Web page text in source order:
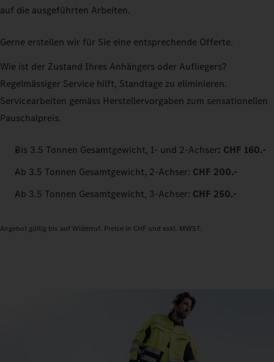
auf die ausgeführten Arbeiten.
Gerne erstellen wir für Sie eine entsprechende Offerte.
Wie ist der Zustand Ihres Anhängers oder Aufliegers?
Regelmässiger Service hilft, Standtage zu eliminieren.
Servicearbeiten gemäss Herstellervorgaben zum sensationellen
Pauschalpreis.
Bis 3.5 Tonnen Gesamtgewicht, 1- und 2-Achser: CHF 160.-
Ab 3.5 Tonnen Gesamtgewicht, 2-Achser: CHF 200.-
Ab 3.5 Tonnen Gesamtgewicht, 3-Achser: CHF 250.-
Angebot gültig bis auf Widerruf. Preise in CHF und exkl. MWST.